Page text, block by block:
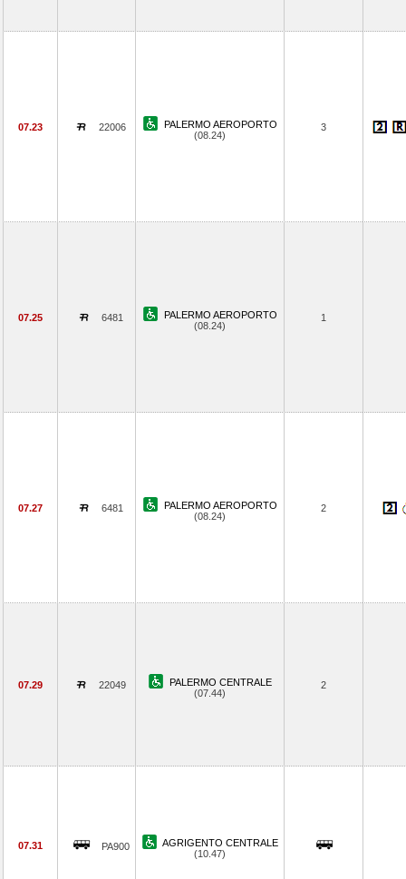
07.23 22006
PALERMO AEROPORTO
(08.24)
3
07.25 6481
PALERMO AEROPORTO
(08.24)
1
07.27 6481
PALERMO AEROPORTO
(08.24)
2
07.29 22049
PALERMO CENTRALE
(07.44)
2
07.31 PA900
AGRIGENTO CENTRALE
(10.47)